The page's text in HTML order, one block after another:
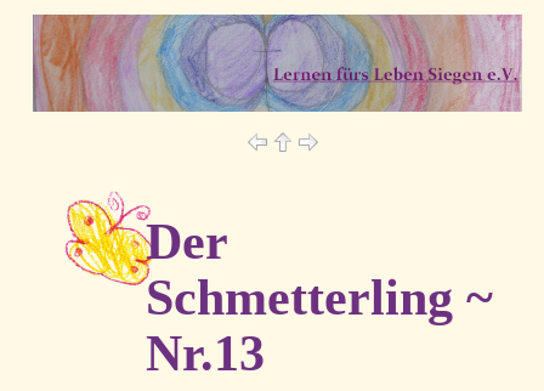
Der
Schmetterling ~
Nr.13